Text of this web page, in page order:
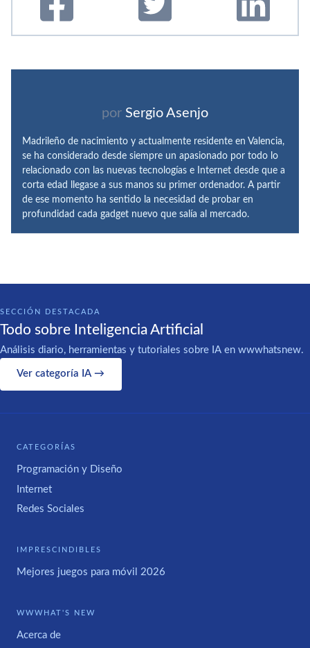
por Sergio Asenjo
Madrileño de nacimiento y actualmente residente en Valencia,
se ha considerado desde siempre un apasionado por todo lo
relacionado con las nuevas tecnologías e Internet desde que a
corta edad llegase a sus manos su primer ordenador. A partir
de ese momento ha sentido la necesidad de probar en
profundidad cada gadget nuevo que salía al mercado.
SECCIÓN DESTACADA
Todo sobre Inteligencia Artificial
Análisis diario, herramientas y tutoriales sobre IA en wwwhatsnew.
Ver categoría IA →
CATEGORÍAS
Programación y Diseño
Internet
Redes Sociales
IMPRESCINDIBLES
Mejores juegos para móvil 2026
WWWHAT'S NEW
Acerca de